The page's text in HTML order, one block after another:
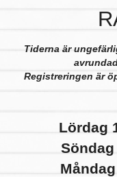
Tiderna är
Registreringen är
Lördag
Söndag